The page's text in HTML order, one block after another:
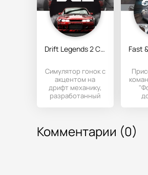
Drift Legends 2 Car Racing
Симулятор гонок с
акцентом на
дрифт механику,
разработанный
Комментарии (0)